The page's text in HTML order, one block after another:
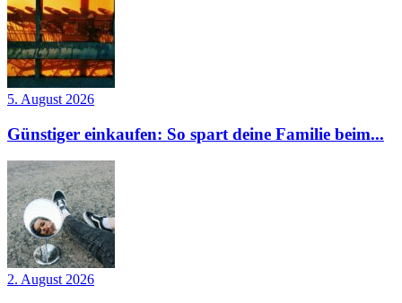
5. August 2026
Günstiger einkaufen: So spart deine Familie beim...
2. August 2026